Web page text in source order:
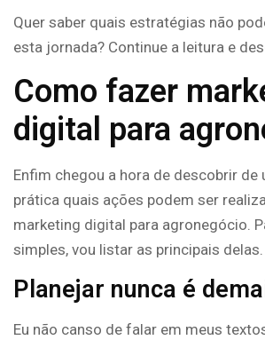
Quer saber quais estratégias não
esta jornada? Continue a leitura e
Como fazer
digital para
Enfim chegou a hora de descobrir de
prática quais ações podem ser
marketing digital para agronegócio.
simples, vou listar as principais
Planejar nunca é
Eu não canso de falar em meus